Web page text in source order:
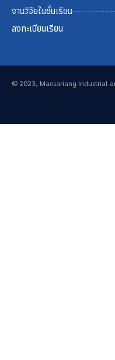
งานวิจัยในชั้นเรียน
ลงทะเบียนเรียน
© 2023, Maesariang Industrial